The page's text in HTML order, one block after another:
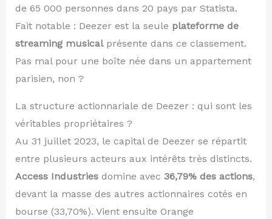
de 65 000 personnes dans 20 pays par Statista.
Fait notable : Deezer est la seule plateforme de
streaming musicalprésente dans ce classement.
Pas mal pour une boîte née dans un appartement
parisien, non ?
La structure actionnariale de Deezer : qui sont les
véritables propriétaires ?
Au 31 juillet 2023, le capital de Deezer se répartit
entre plusieurs acteurs aux intérêts très distincts.
Access Industriesdomine avec 36,79% des actions,
devant la masse des autres actionnaires cotés en
bourse (33,70%). Vient ensuite Orange